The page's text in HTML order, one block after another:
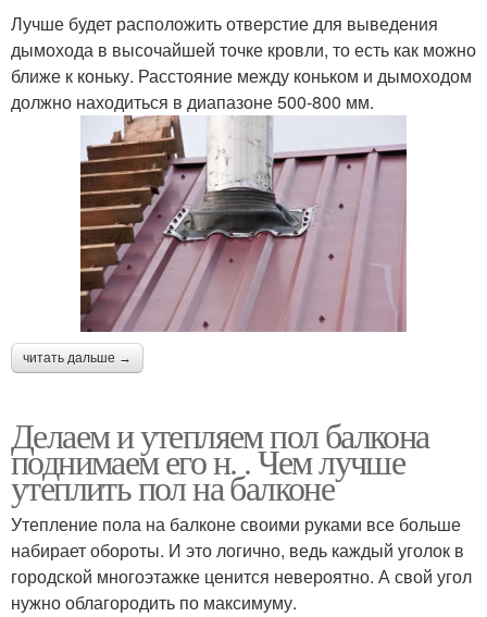
Лучше будет расположить отверстие для выведения
дымохода в высочайшей точке кровли, то есть как можно
ближе к коньку. Расстояние между коньком и дымоходом
должно находиться в диапазоне 500-800 мм.
читать дальше →
Делаем и утепляем пол балкона
поднимаем его н. . Чем лучше
утеплить пол на балконе
Утепление пола на балконе своими руками все больше
набирает обороты. И это логично, ведь каждый уголок в
городской многоэтажке ценится невероятно. А свой угол
нужно облагородить по максимуму.